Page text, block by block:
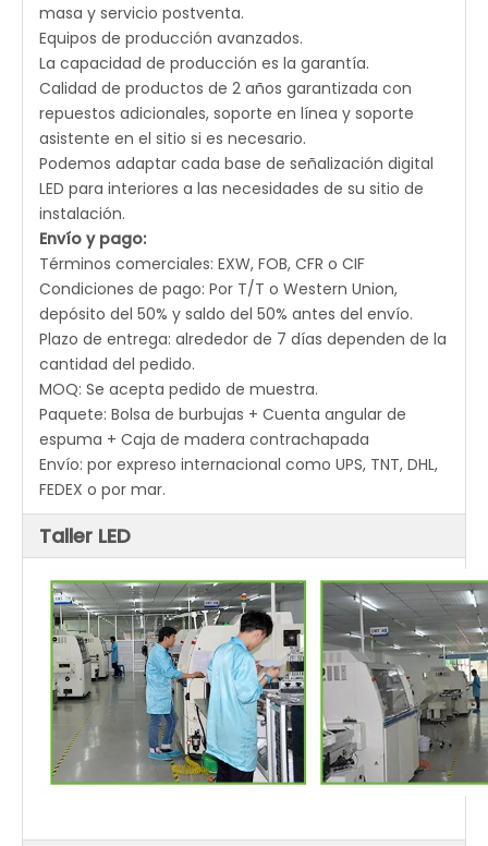
masa y servicio postventa.
Equipos de producción avanzados.
La capacidad de producción es la garantía.
Calidad de productos de 2 años garantizada con
repuestos adicionales, soporte en línea y soporte
asistente en el sitio si es necesario.
Podemos adaptar cada base de señalización digital
LED para interiores a las necesidades de su sitio de
instalación.
Envío y pago:
Términos comerciales: EXW, FOB, CFR o CIF
Condiciones de pago: Por T/T o Western Union,
depósito del 50% y saldo del 50% antes del envío.
Plazo de entrega: alrededor de 7 días dependen de la
cantidad del pedido.
MOQ: Se acepta pedido de muestra.
Paquete: Bolsa de burbujas + Cuenta angular de
espuma + Caja de madera contrachapada
Envío: por expreso internacional como UPS, TNT, DHL,
FEDEX o por mar.
Taller LED